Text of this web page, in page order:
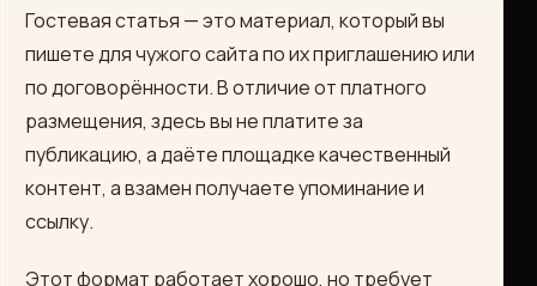
Гостевая статья — это материал, который вы
пишете для чужого сайта по их приглашению или
по договорённости. В отличие от платного
размещения, здесь вы не платите за
публикацию, а даёте площадке качественный
контент, а взамен получаете упоминание и
ссылку.
Этот формат работает хорошо, но требует